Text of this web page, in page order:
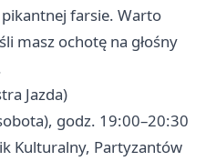
farsie. Warto
masz ochotę na głośny
Jazda)
godz. 19:00–20:30
Kulturalny, Partyzantów